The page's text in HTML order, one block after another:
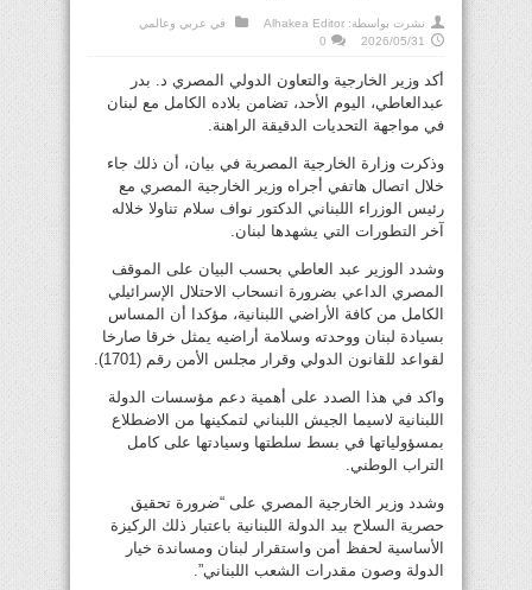
نشرت بواسطة: Alhakea Editor في عربي وعالمي
2026/05/31
0
أكد وزير الخارجية والتعاون الدولي المصري د. بدر
عبدالعاطي، اليوم الأحد، تضامن بلاده الكامل مع لبنان
في مواجهة التحديات الدقيقة الراهنة.
وذكرت وزارة الخارجية المصرية في بيان، أن ذلك جاء
خلال اتصال هاتفي أجراه وزير الخارجية المصري مع
رئيس الوزراء اللبناني الدكتور نواف سلام تناولا خلاله
آخر التطورات التي يشهدها لبنان.
وشدد الوزير عبد العاطي بحسب البيان على الموقف
المصري الداعي بضرورة انسحاب الاحتلال الإسرائيلي
الكامل من كافة الأراضي اللبنانية، مؤكدا أن المساس
بسيادة لبنان ووحدته وسلامة أراضيه يمثل خرقا صارخا
لقواعد للقانون الدولي وقرار مجلس الأمن رقم (1701).
واكد في هذا الصدد على أهمية دعم مؤسسات الدولة
اللبنانية لاسيما الجيش اللبناني لتمكينها من الاضطلاع
بمسؤولياتها في بسط سلطتها وسيادتها على كامل
التراب الوطني.
وشدد وزير الخارجية المصري على “ضرورة تحقيق
حصرية السلاح بيد الدولة اللبنانية باعتبار ذلك الركيزة
الأساسية لحفظ أمن واستقرار لبنان ومساندة خيار
الدولة وصون مقدرات الشعب اللبناني”.